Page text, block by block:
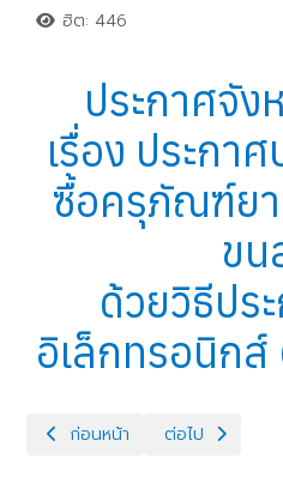
ฮิต: 446
ประกาศจั
เรื่อง ประกา
ซื้อครุภัณฑ์ย
ขน
ด้วยวิธีปร
อิเล็กทรอนิก
เนื้อหาก่อนหน้า: ประกาศจังหวัด
ก่อนหน้า เนื้อหาถัดไป: ป
ต่อไป